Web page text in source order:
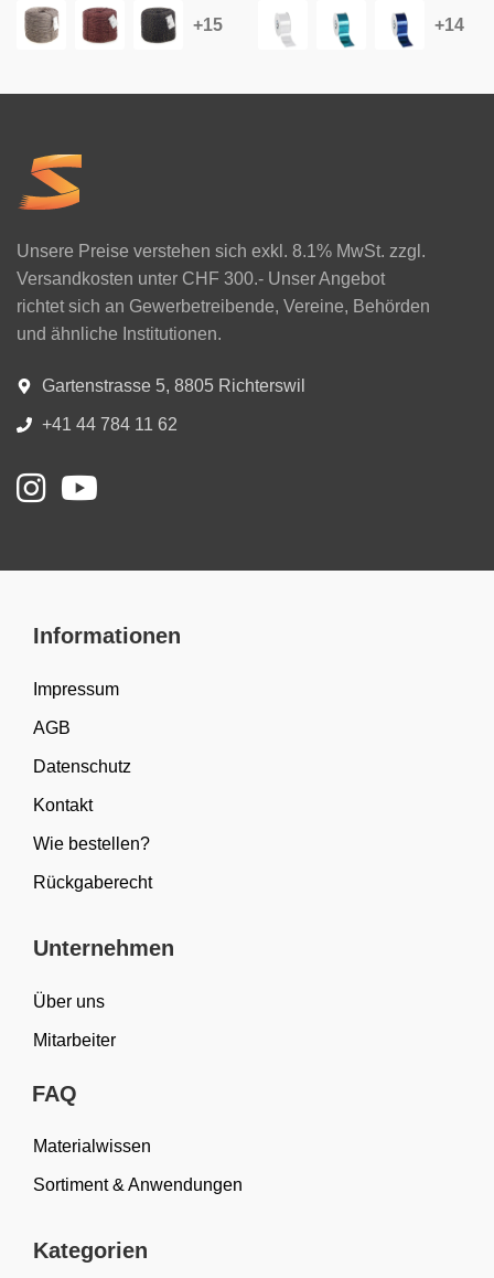
Unsere Preise verstehen sich exkl. 8.1% MwSt. zzgl.
Versandkosten unter CHF 300.- Unser Angebot
richtet sich an Gewerbetreibende, Vereine, Behörden
und ähnliche Institutionen.
Gartenstrasse 5, 8805 Richterswil
+41 44 784 11 62
Informationen
Impressum
AGB
Datenschutz
Kontakt
Wie bestellen?
Rückgaberecht
Unternehmen
Über uns
Mitarbeiter
FAQ
Materialwissen
Sortiment & Anwendungen
Kategorien